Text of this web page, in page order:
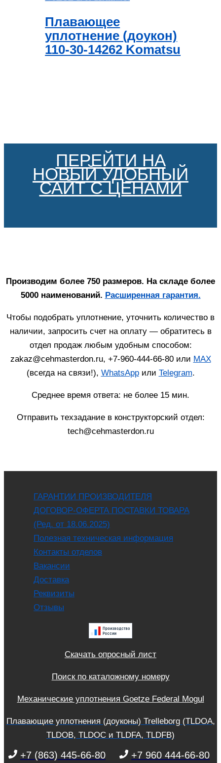
Плавающее
уплотнение (доукон)
110-30-14262 Komatsu
ПЕРЕЙТИ НА
НОВЫЙ УДОБНЫЙ
САЙТ С ЦЕНАМИ
Производим более 750 размеров. На складе более
5000 наименований. Расширенная гарантия.
Чтобы подобрать уплотнение, уточнить количество в
наличии, запросить счет на оплату — обратитесь в
отдел продаж любым удобным способом:
zakaz@cehmasterdon.ru, +7-960-444-66-80 или MAX
(всегда на связи!), WhatsAppили Telegram.
Среднее время ответа: не более 15 мин.
Отправить техзадание в конструкторский отдел:
tech@cehmasterdon.ru
ГАРАНТИИ ПРОИЗВОДИТЕЛЯ
ДОГОВОР-ОФЕРТА ПОСТАВКИ ТОВАРА
(Ред. от 18.06.2025)
Полезная техническая информация
Контакты отделов
Вакансии
Доставка
Реквизиты
Отзывы
Скачать опросный лист
Поиск по каталожному номеру
Механические уплотнения Goetze Federal Mogul
Плавающие уплотнения (доуконы) Trelleborg (TLDOA,
TLDOB, TLDOC и TLDFA, TLDFB)
+7 (863) 445-66-80 +7 960 444-66-80